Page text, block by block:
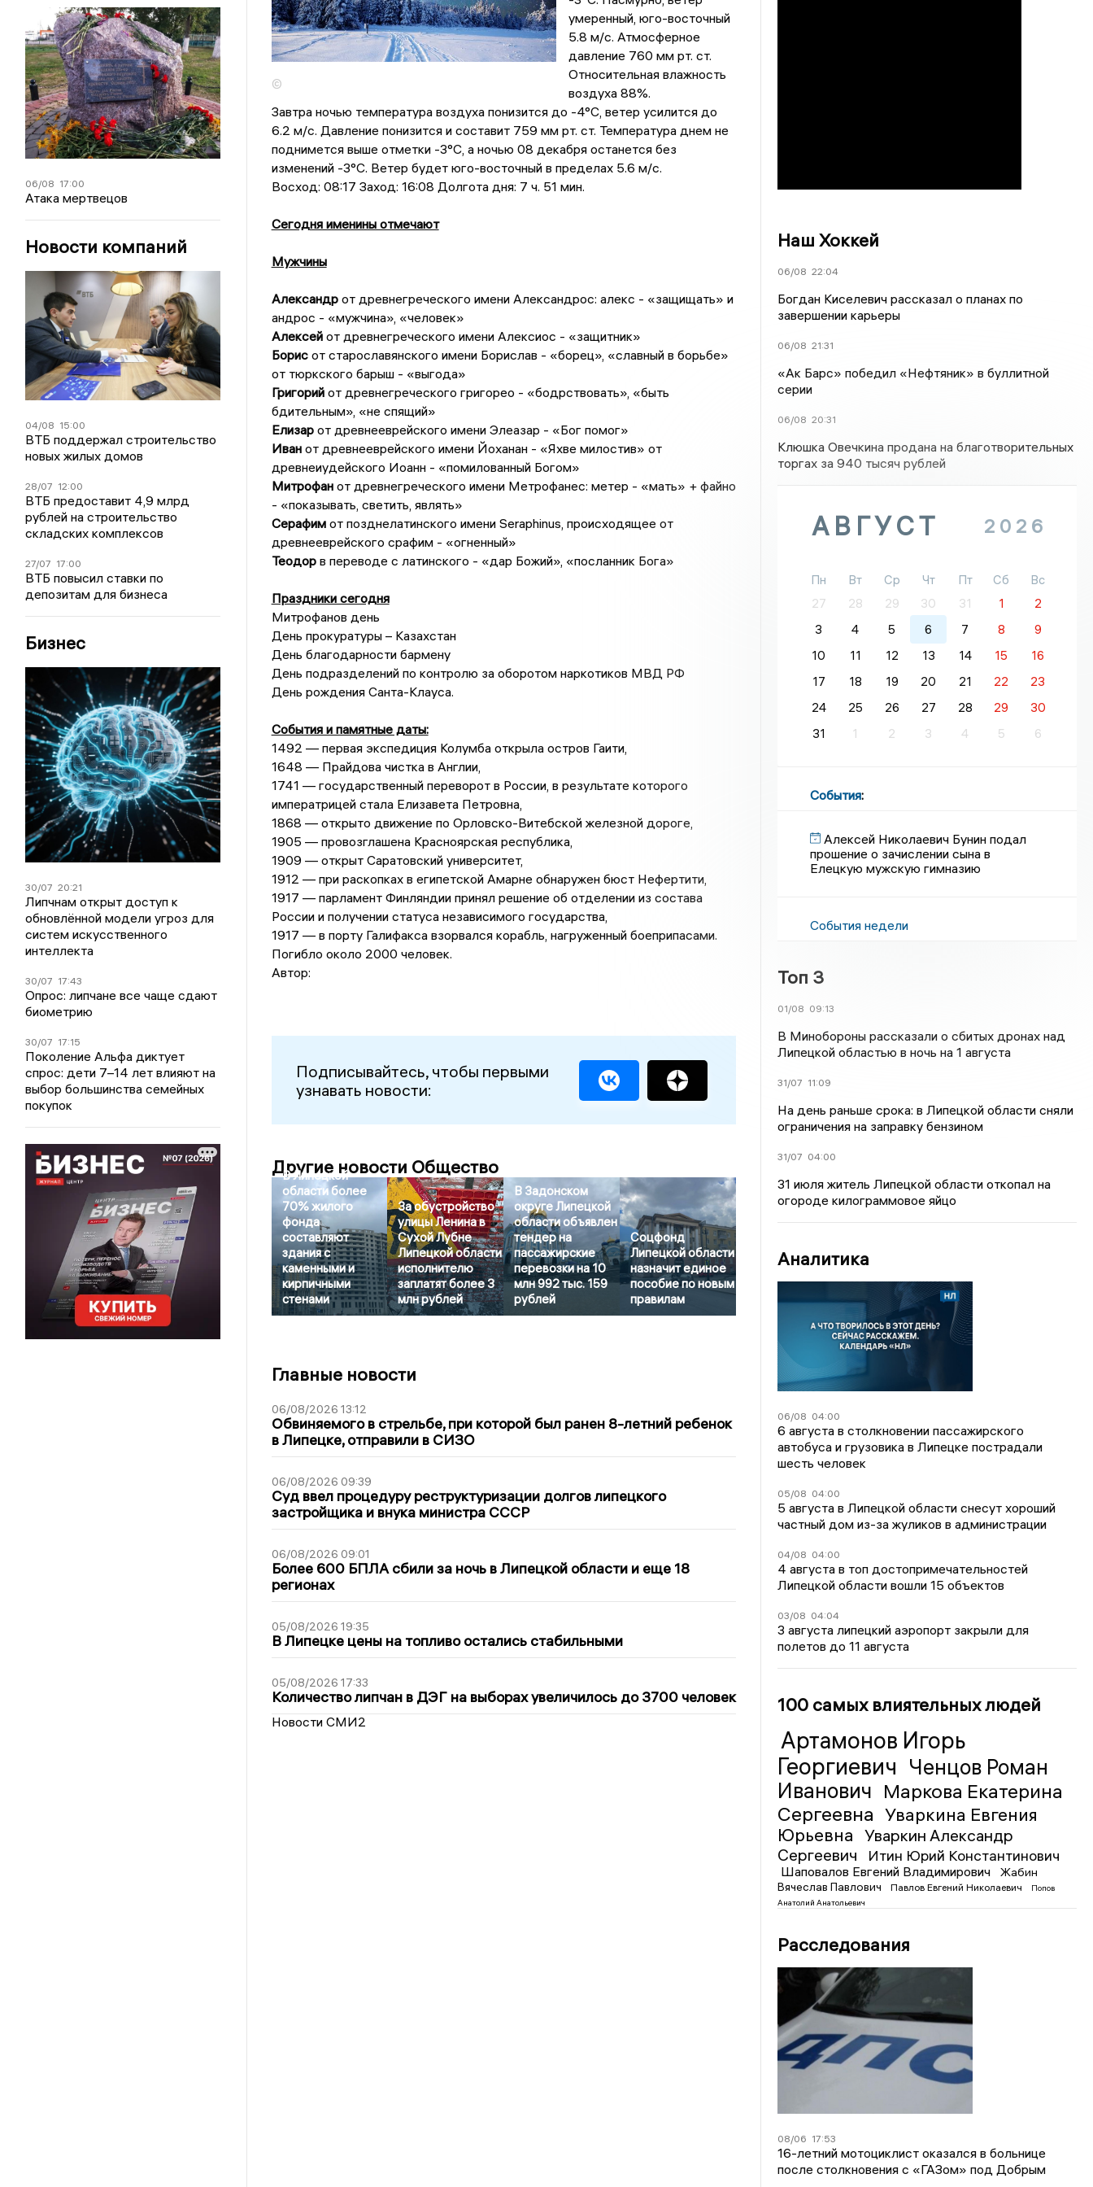
06/08 17:00
Атака мертвецов
Новости компаний
04/08 15:00
ВТБ поддержал строительство
новых жилых домов
28/07 12:00
ВТБ предоставит 4,9 млрд
рублей на строительство
складских комплексов
27/07 17:00
ВТБ повысил ставки по
депозитам для бизнеса
Бизнес
30/07 20:21
Липчнам открыт доступ к
обновлённой модели угроз для
систем искусственного
интеллекта
30/07 17:43
Опрос: липчане все чаще сдают
биометрию
30/07 17:15
Поколение Альфа диктует
спрос: дети 7–14 лет влияют на
выбор большинства семейных
покупок
©
умеренный, юго-восточный
5.8 м/с. Атмосферное
давление 760 мм рт. ст.
Относительная влажность
воздуха 88%.
Завтра ночью температура воздуха понизится до -4°C, ветер усилится до
6.2 м/с. Давление понизится и составит 759 мм рт. ст. Температура днем не
поднимется выше отметки -3°C, a ночью 08 декабря останется без
изменений -3°C. Ветер будет юго-восточный в пределах 5.6 м/с.
Восход: 08:17 Заход: 16:08 Долгота дня: 7 ч. 51 мин.
Сегодня именины отмечают
Мужчины
Александрот древнегреческого имени Александрос: алекс - «защищать» и
андрос - «мужчина», «человек»
Алексейот древнегреческого имени Алексиос - «защитник»
Борисот старославянского имени Борислав - «борец», «славный в борьбе»
от тюркского барыш - «выгода»
Григорийот древнегреческого григорео - «бодрствовать», «быть
бдительным», «не спящий»
Елизарот древнееврейского имени Элеазар - «Бог помог»
Иванот древнееврейского имени Йоханан - «Яхве милостив» от
древнеиудейского Иоанн - «помилованный Богом»
Митрофанот древнегреческого имени Метрофанес: метер - «мать» + файно
- «показывать, светить, являть»
Серафимот позднелатинского имени Seraphinus, происходящее от
древнееврейского срафим - «огненный»
Теодорв переводе с латинского - «дар Божий», «посланник Бога»
Праздники сегодня
Митрофанов день
День прокуратуры – Казахстан
День благодарности бармену
День подразделений по контролю за оборотом наркотиков МВД РФ
День рождения Санта-Клауса.
События и памятные даты:
1492 — первая экспедиция Колумба открыла остров Гаити,
1648 — Прайдова чистка в Англии,
1741 — государственный переворот в России, в результате которого
императрицей стала Елизавета Петровна,
1868 — открыто движение по Орловско-Витебской железной дороге,
1905 — провозглашена Красноярская республика,
1909 — открыт Саратовский университет,
1912 — при раскопках в египетской Амарне обнаружен бюст Нефертити,
1917 — парламент Финляндии принял решение об отделении из состава
России и получении статуса независимого государства,
1917 — в порту Галифакса взорвался корабль, нагруженный боеприпасами.
Погибло около 2000 человек.
Автор:
Подписывайтесь, чтобы первыми
узнавать новости:
Другие новости Общество
В Липецкой
области более
70% жилого
фонда
составляют
здания с
каменными и
кирпичными
стенами
За обустройство
улицы Ленина в
Сухой Лубне
Липецкой области
исполнителю
заплатят более 3
млн рублей
В Задонском
округе Липецкой
области объявлен
тендер на
пассажирские
перевозки на 10
млн 992 тыс. 159
рублей
Соцфонд
Липецкой области
назначит единое
пособие по новым
правилам
Главные новости
06/08/2026 13:12
Обвиняемого в стрельбе, при которой был ранен 8-летний ребенок
в Липецке, отправили в СИЗО
06/08/2026 09:39
Суд ввел процедуру реструктуризации долгов липецкого
застройщика и внука министра СССР
06/08/2026 09:01
Более 600 БПЛА сбили за ночь в Липецкой области и еще 18
регионах
05/08/2026 19:35
В Липецке цены на топливо остались стабильными
05/08/2026 17:33
Количество липчан в ДЭГ на выборах увеличилось до 3700 человек
Новости СМИ2
Наш Хоккей
06/08 22:04
Богдан Киселевич рассказал о планах по
завершении карьеры
06/08 21:31
«Ак Барс» победил «Нефтяник» в буллитной
серии
06/08 20:31
Клюшка Овечкина продана на благотворительных
торгах за 940 тысяч рублей
АВГУСТ 2026
Пн Вт Ср Чт Пт Сб
Вс
27
28 29 30 31 1
2
3
4 5 6 7 8
9
10
11 12 13 14 15
16
17
18 19 20 21 22
23
24
25 26 27 28 29
30
31
1 2 3 4 5 6
События:
Алексей Николаевич Бунин подал
прошение о зачислении сына в
Елецкую мужскую гимназию
События недели
Топ 3
01/08 09:13
В Минобороны рассказали о сбитых дронах над
Липецкой областью в ночь на 1 августа
31/07 11:09
На день раньше срока: в Липецкой области сняли
ограничения на заправку бензином
31/07 04:00
31 июля житель Липецкой области откопал на
огороде килограммовое яйцо
Аналитика
06/08 04:00
6 августа в столкновении пассажирского
автобуса и грузовика в Липецке пострадали
шесть человек
05/08 04:00
5 августа в Липецкой области снесут хороший
частный дом из-за жуликов в администрации
04/08 04:00
4 августа в топ достопримечательностей
Липецкой области вошли 15 объектов
03/08 04:04
3 августа липецкий аэропорт закрыли для
полетов до 11 августа
100 самых влиятельных людей
Артамонов Игорь
Георгиевич Ченцов Роман
Иванович Маркова Екатерина
Сергеевна Уваркина Евгения
Юрьевна
Уваркин Александр
Сергеевич
Итин Юрий Константинович
Шаповалов Евгений Владимирович
Жабин
Вячеслав Павлович
Павлов Евгений Николаевич
Попов
Анатолий Анатольевич
Расследования
08/06 17:53
16-летний мотоциклист оказался в больнице
после столкновения с «ГАЗом» под Добрым